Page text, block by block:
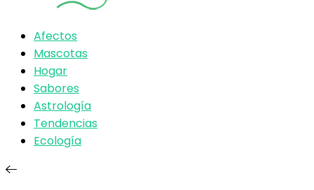
Afectos
Mascotas
Hogar
Sabores
Astrología
Tendencias
Ecología